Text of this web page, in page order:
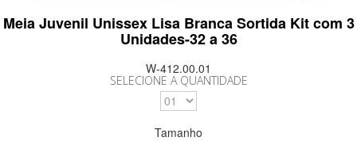
Meia Juvenil Unissex Lisa Branca Sortida Kit com 3
Unidades-32 a 36
W-412.00.01
SELECIONE A QUANTIDADE
Tamanho